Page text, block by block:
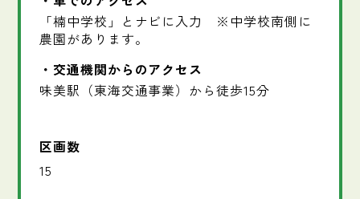
「楠中学校」とナビに入力 ※中学校南側に
農園があります。
交通機関からのアクセス
味美駅（東海交通事業）から徒歩15分
区画数
15